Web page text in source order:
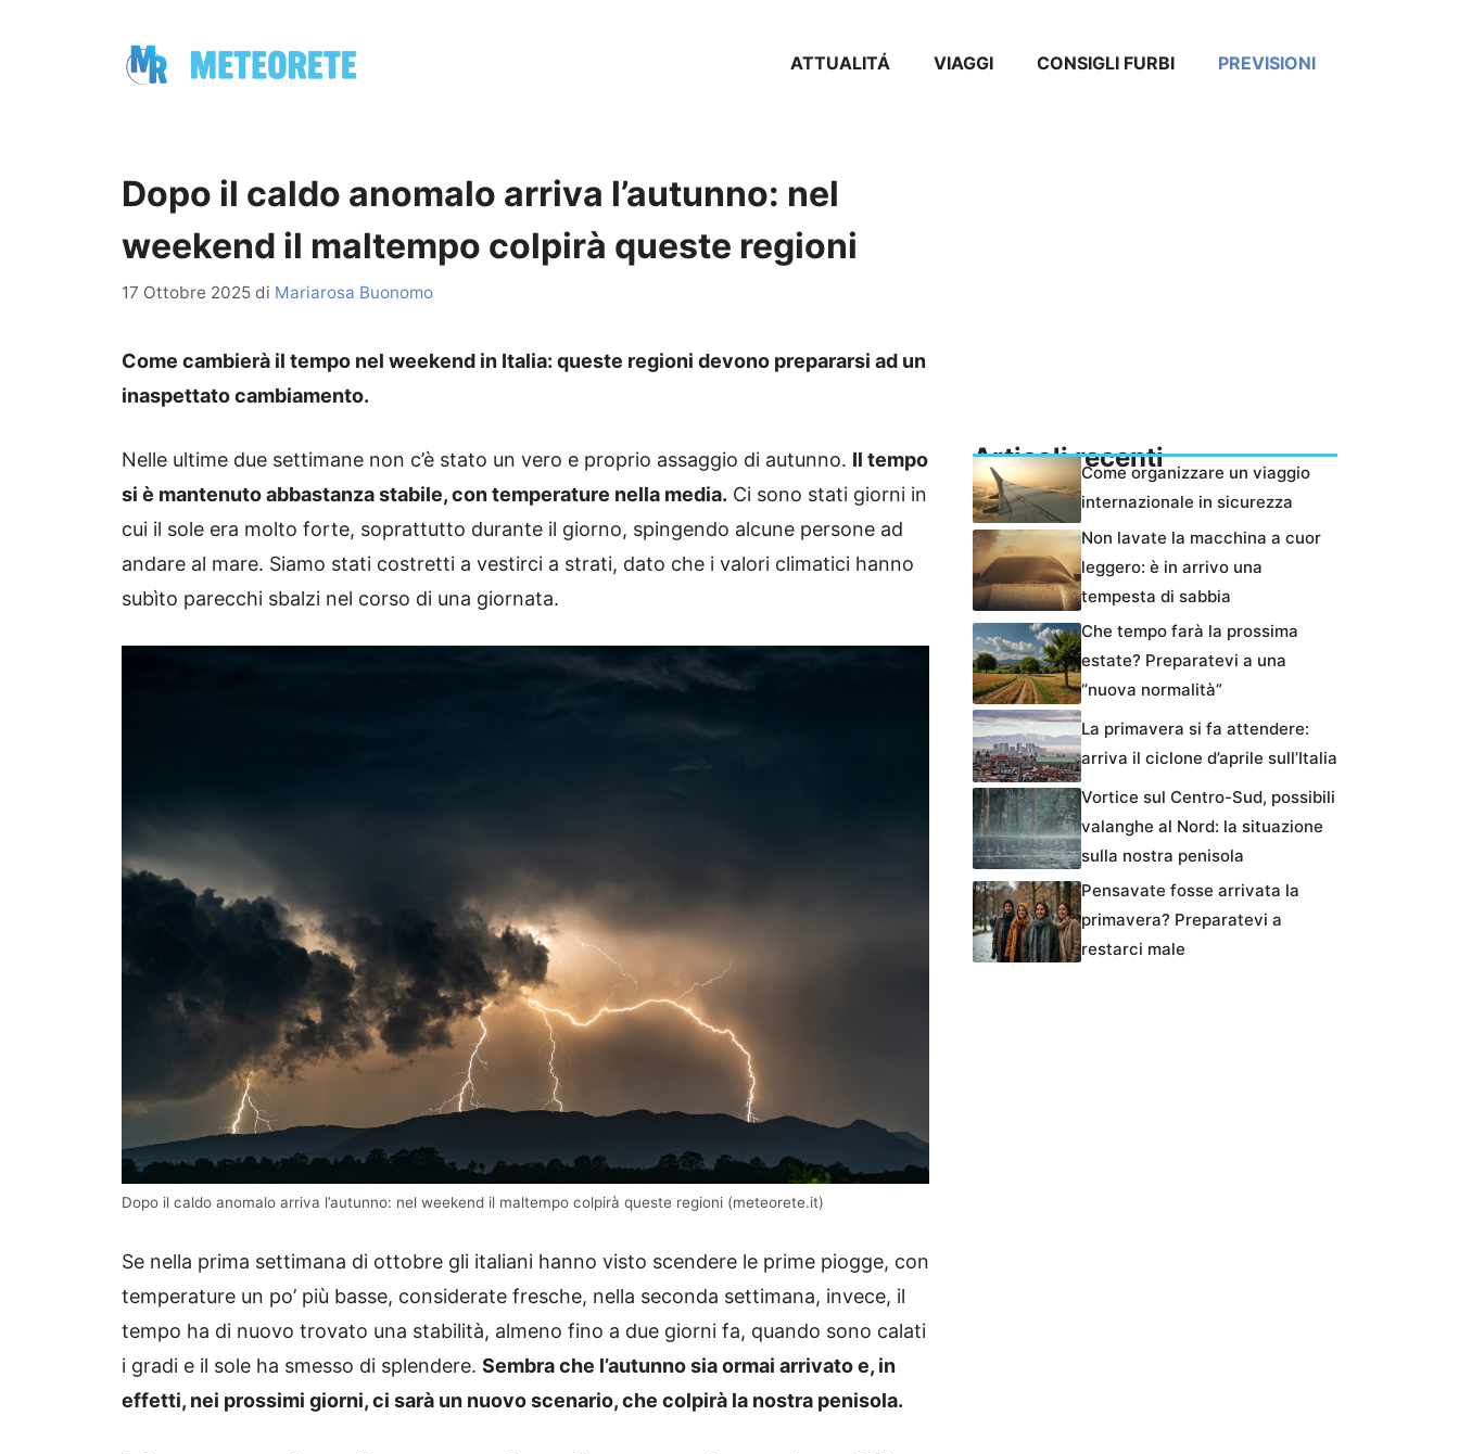
ATTUALITÁ VIAGGI CONSIGLI FURBI PREVISIONI
Dopo il caldo anomalo arriva l’autunno: nel
weekend il maltempo colpirà queste regioni
17 Ottobre 2025 di Mariarosa Buonomo
Come cambierà il tempo nel weekend in Italia: queste regioni devono prepararsi ad un
inaspettato cambiamento.
Nelle ultime due settimane non c’è stato un vero e proprio assaggio di autunno. Il tempo
si è mantenuto abbastanza stabile, con temperature nella media. Ci sono stati giorni in
cui il sole era molto forte, soprattutto durante il giorno, spingendo alcune persone ad
andare al mare. Siamo stati costretti a vestirci a strati, dato che i valori climatici hanno
subìto parecchi sbalzi nel corso di una giornata.
Dopo il caldo anomalo arriva l’autunno: nel weekend il maltempo colpirà queste regioni (meteorete.it)
Se nella prima settimana di ottobre gli italiani hanno visto scendere le prime piogge, con
temperature un po’ più basse, considerate fresche, nella seconda settimana, invece, il
tempo ha di nuovo trovato una stabilità, almeno fino a due giorni fa, quando sono calati
i gradi e il sole ha smesso di splendere. Sembra che l’autunno sia ormai arrivato e, in
effetti, nei prossimi giorni, ci sarà un nuovo scenario, che colpirà la nostra penisola.
Articoli recentiCome organizzare un viaggio
internazionale in sicurezza
Non lavate la macchina a cuor
leggero: è in arrivo una
tempesta di sabbia
Che tempo farà la prossima
estate? Preparatevi a una
“nuova normalità”
La primavera si fa attendere:
arriva il ciclone d’aprile sull’Italia
Vortice sul Centro-Sud, possibili
valanghe al Nord: la situazione
sulla nostra penisola
Pensavate fosse arrivata la
primavera? Preparatevi a
restarci male